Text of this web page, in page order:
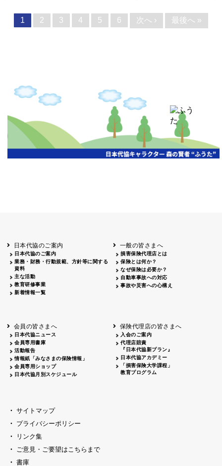
1 2 3 4 5 6 次へ › 最後へ »
日本代協のご案内
日本代協のご案内
業務・財務・行動規範、方針等に関する
資料
主な活動
教育研修事業
新着情報一覧
一般の皆さまへ
損害保険代理店とは
保険とは何か？
なぜ保険は必要か？
自動車事故への対応
事故や災害への心構え
会員の皆さまへ
日本代協ニュース
会員専用書庫
活動報告
情報紙「みなさまの保険情報」
会員専用ショップ
日本代協月別スケジュール
保険代理店の皆さまへ
入会のご案内
代理店賠責
『日本代協新プラン』
日本代協アカデミー
「損害保険大学課程」
教育プログラム
サイトマップ
プライバシーポリシー
リンク集
ご意見・ご要望はこちらまで
書庫